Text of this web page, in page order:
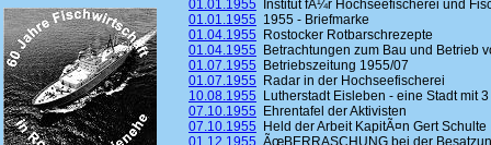
01.01.1955 Institut fÃ¼r Hochseefischerei und
01.01.1955 1955 - Briefmarke
01.04.1955 Rostocker Rotbarschrezepte
01.04.1955 Betrachtungen zum Bau und Betrieb
01.07.1955 Betriebszeitung 1955/07
01.07.1955 Radar in der Hochseefischerei
10.08.1955 Lutherstadt Eisleben - eine Stadt mit
07.10.1955 Ehrentafel der Aktivisten
07.10.1955 Held der Arbeit KapitÃ¤n Gert Schulte
01.12.1955 ÃœBERRASCHUNG bei der